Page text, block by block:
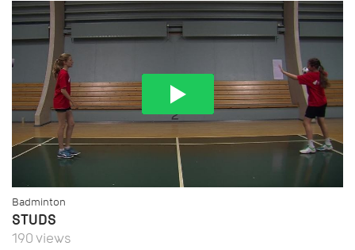
Badminton
STUDS
190 views